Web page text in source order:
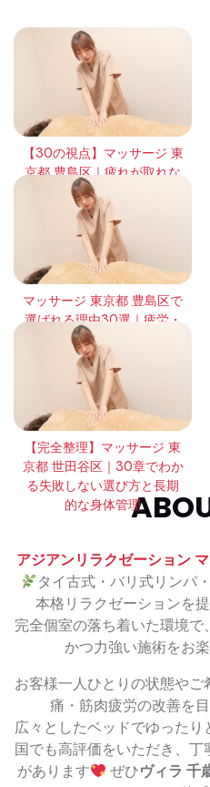
【30の視点】マッサージ 東
京都 豊島区｜疲れが取れな
い本当の理由と回復の考え
方
マッサージ 東京都 豊島区で
選ばれる理由30選｜疲労・
緊張・回復の本質を徹底解
説
【完全整理】マッサージ 東
京都 世田谷区｜30章でわか
る失敗しない選び方と長期
的な身体管理
アジアンリラクゼーション
タイ古式・バリ式リンパ
本格リラクゼーションを
完全個室の落ち着いた環境
かつ力強い施術をお
お客様一人ひとりの状態や
痛・筋肉疲労の改善を
広々としたベッドでゆった
国でも高評価をいただき、
があります
ぜひヴィラ 千